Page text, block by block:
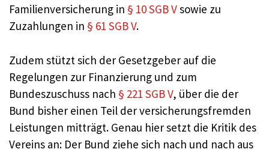
Familienversicherung in § 10 SGB Vsowie zu
Zuzahlungen in § 61 SGB V.
Zudem stützt sich der Gesetzgeber auf die
Regelungen zur Finanzierung und zum
Bundeszuschuss nach § 221 SGB V, über die der
Bund bisher einen Teil der versicherungsfremden
Leistungen mitträgt. Genau hier setzt die Kritik des
Vereins an: Der Bund ziehe sich nach und nach aus